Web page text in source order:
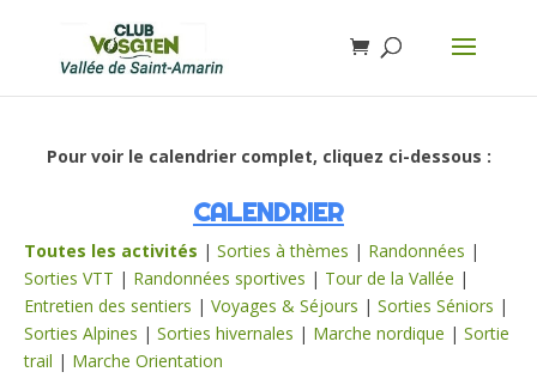
Pour voir le calendrier complet, cliquez ci-dessous :
CALENDRIER
Toutes les activités | Sorties à thèmes | Randonnées |
Sorties VTT | Randonnées sportives | Tour de la Vallée |
Entretien des sentiers | Voyages & Séjours | Sorties Séniors |
Sorties Alpines | Sorties hivernales | Marche nordique | Sortie
trail | Marche Orientation